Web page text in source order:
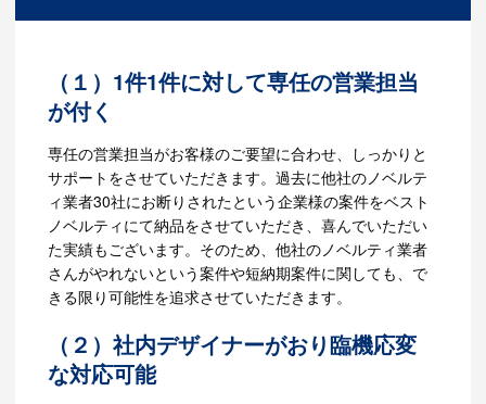
（１）1件1件に対して専任の営業担当
が付く
専任の営業担当がお客様のご要望に合わせ、しっかりと
サポートをさせていただきます。過去に他社のノベルテ
ィ業者30社にお断りされたという企業様の案件をベスト
ノベルティにて納品をさせていただき、喜んでいただい
た実績もございます。そのため、他社のノベルティ業者
さんがやれないという案件や短納期案件に関しても、で
きる限り可能性を追求させていただきます。
（２）社内デザイナーがおり臨機応変
な対応可能